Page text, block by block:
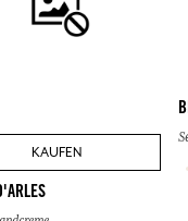
KAUFEN